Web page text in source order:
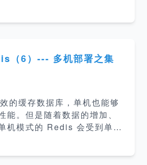
同于 SETEX key second
：设置键的过期
毫秒。 3. SET key v
（6）--- 多机部署之集
的缓存数据库，单机也能够
能。但是随着数据的增加、
机模式的 Redis 会受到单机